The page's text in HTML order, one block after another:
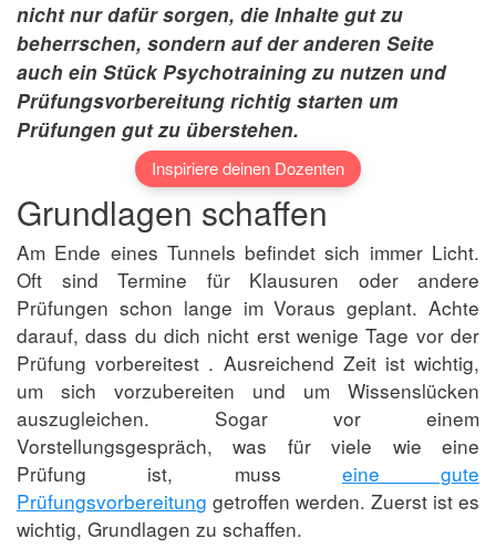
nicht nur dafür sorgen, die Inhalte gut zu
beherrschen, sondern auf der anderen Seite
auch ein Stück Psychotraining zu nutzen und
Prüfungsvorbereitung richtig starten um
Prüfungen gut zu überstehen.
Inspiriere deinen Dozenten
Grundlagen schaffen
Am Ende eines Tunnels befindet sich immer Licht.
Oft sind Termine für Klausuren oder andere
Prüfungen schon lange im Voraus geplant. Achte
darauf, dass du dich nicht erst wenige Tage vor der
Prüfung vorbereitest . Ausreichend Zeit ist wichtig,
um sich vorzubereiten und um Wissenslücken
auszugleichen. Sogar vor einem
Vorstellungsgespräch, was für viele wie eine
Prüfung ist, muss eine gute
Prüfungsvorbereitung getroffen werden. Zuerst ist es
wichtig, Grundlagen zu schaffen.